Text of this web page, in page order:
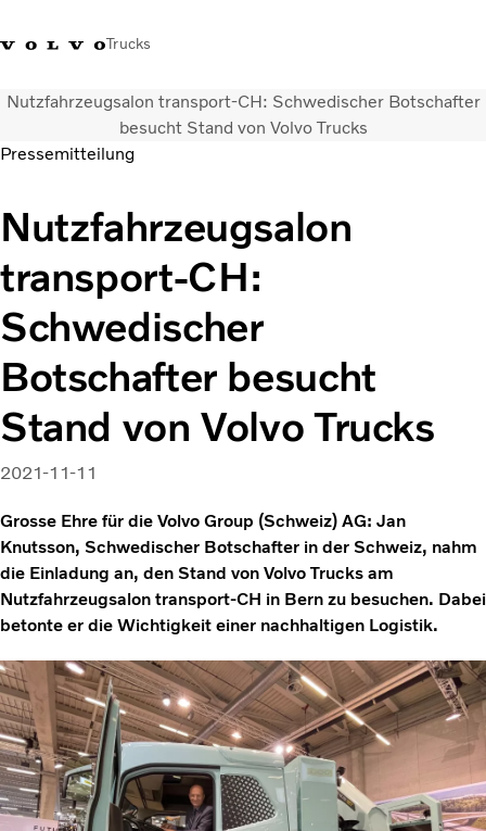
Trucks
+41 44 847 61 00Einloggen Volvo Merchandise ShopSchweiz French
Elektro
Konfigurator
Dienstleistungen
Karriere
Technik
Händlersuche
News
Kontakt
Nutzfahrzeugsalon transport-CH: Schwedischer Botschafter
besucht Stand von Volvo Trucks
Pressemitteilung
Nutzfahrzeugsalon
transport-CH:
Schwedischer
Botschafter besucht
Stand von Volvo Trucks
2021-11-11
Grosse Ehre für die Volvo Group (Schweiz) AG: Jan
Knutsson, Schwedischer Botschafter in der Schweiz, nahm
die Einladung an, den Stand von Volvo Trucks am
Nutzfahrzeugsalon transport-CH in Bern zu besuchen. Dabei
betonte er die Wichtigkeit einer nachhaltigen Logistik.